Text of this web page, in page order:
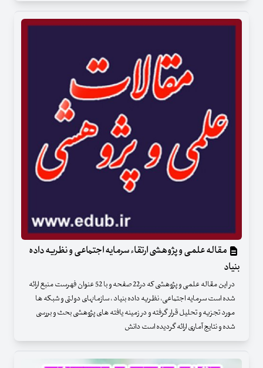
مقاله علمی و پژوهشی ارتقاء سرمایه اجتماعی و نظریه داده
بنیاد
در این مقاله علمی و پژوهشی که در22 صفحه و با 52 عنوان فهرست منبع ارائه
شده است سرمایه اجتماعی، نظریه داده بنیاد ، سازمانهای دولتی و شبکه ها
مورد تجزیه و تحلیل قرار گرفته و در زمینه یافته های پژوهشی بحث و بررسی
شده و نتایج آماری ارائه گردیده است دانش